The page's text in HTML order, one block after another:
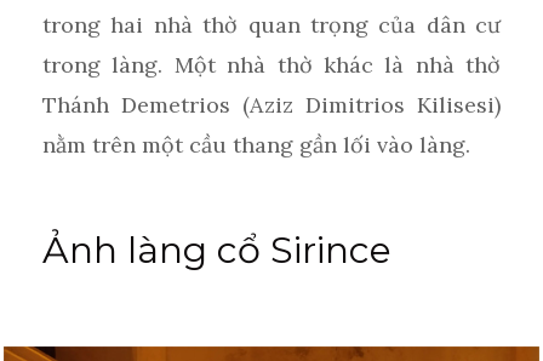
trong hai nhà thờ quan trọng của dân cư
trong làng. Một nhà thờ khác là nhà thờ
Thánh Demetrios (Aziz Dimitrios Kilisesi)
nằm trên một cầu thang gần lối vào làng.
Ảnh làng cổ Sirince